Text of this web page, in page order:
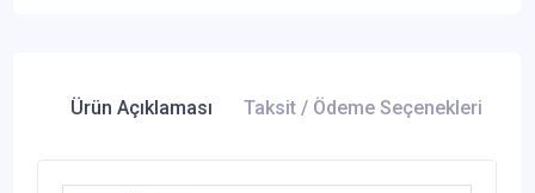
Ürün Açıklaması Taksit / Ödeme Seçenekleri